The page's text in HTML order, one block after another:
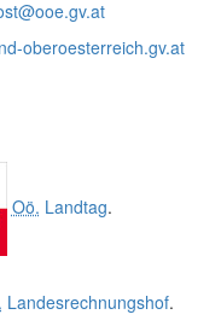
oberoesterreich.gv.at
Oö. Landtag.
Landesrechnungshof.